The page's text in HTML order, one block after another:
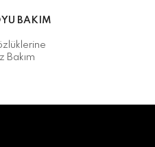
BAKIM
Bakım